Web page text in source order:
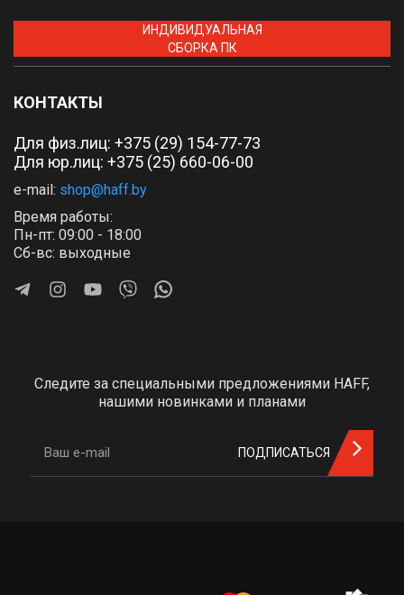
ИНДИВИДУАЛЬНАЯ
СБОРКА ПК
КОНТАКТЫ
Для физ.лиц: +375 (29) 154-77-73
Для юр.лиц: +375 (25) 660-06-00
e-mail: shop@haff.by
Время работы:
Пн-пт: 09:00 - 18:00
Сб-вс: выходные
Следите за специальными предложениями HAFF,
нашими новинками и планами
ПОДПИСАТЬСЯ